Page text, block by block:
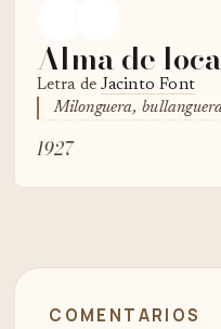
Alma de loca
Letra deJacinto Font
Milonguera,
1927
COMENTARIOS